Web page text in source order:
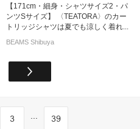
【171cm・細身・シャツサイズ2・パ
ンツSサイズ】 〈TEATORA〉のカー
トリッジシャツは夏でも涼しく着れ...
BEAMS Shibuya
3 ... 39